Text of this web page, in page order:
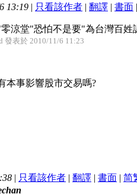
13:19 | 只看該作者 | 翻譯 | 書面
涼堂"恐怕不是要"為台灣百
發表於 2010/11/6 11:23
本事影響股市交易嗎?
| 只看該作者 | 翻譯 | 書面 | 简